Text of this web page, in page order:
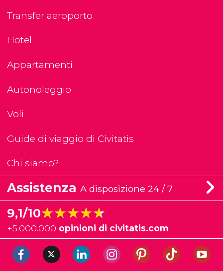
Transfer aeroporto
Hotel
Appartamenti
Autonoleggio
Voli
Guide di viaggio di Civitatis
Chi siamo?
Assistenza A disposizione 24 / 7
9,1/10★★★★★
★★★★★
+5.000.000 opinioni di civitatis.com